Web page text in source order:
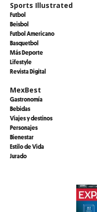
Sports Illustrated
Futbol
Beisbol
Futbol Americano
Basquetbol
Más Deporte
Lifestyle
Revista Digital
MexBest
Gastronomía
Bebidas
Viajes y destinos
Personajes
Bienestar
Estilo de Vida
Jurado